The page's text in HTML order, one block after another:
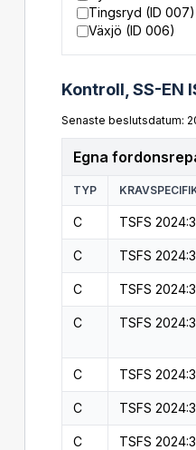
Tingsryd (ID 007)
Växjö (ID 006)
Kontroll, SS-EN
Senaste beslutsdatum:
Egna
TYP
C TSFS
C TSFS
C TSFS
C TSFS
C TSFS
C TSFS
C TSFS